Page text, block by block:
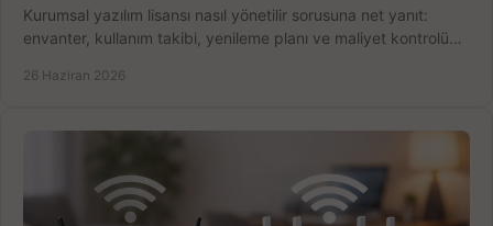
Kurumsal yazılım lisansı nasıl yönetilir sorusuna net yanıt:
envanter, kullanım takibi, yenileme planı ve maliyet kontrolü
26 Haziran 2026